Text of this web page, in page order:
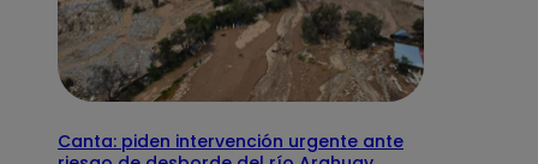
Canta: piden intervención urgente ante